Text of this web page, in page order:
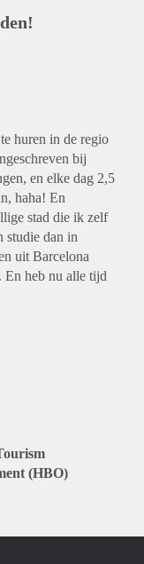
huren in de regio
bij
en elke dag 2,5
haha! En
stad die ik zelf
studie dan in
uit Barcelona
En heb nu alle tijd
(HBO)